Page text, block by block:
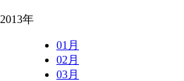
2013年
01月
02月
03月